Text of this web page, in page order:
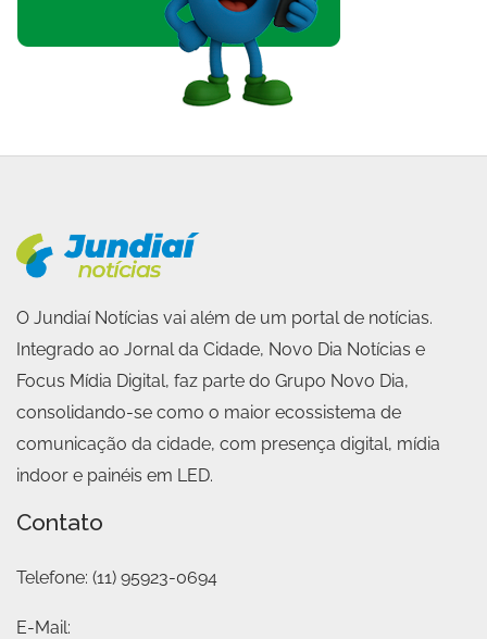
O Jundiaí Notícias vai além de um portal de notícias.
Integrado ao Jornal da Cidade, Novo Dia Notícias e
Focus Mídia Digital, faz parte do Grupo Novo Dia,
consolidando-se como o maior ecossistema de
comunicação da cidade, com presença digital, mídia
indoor e painéis em LED.
Contato
Telefone: (11) 95923-0694
E-Mail: